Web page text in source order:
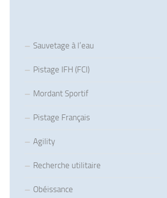
Sauvetage à l’eau
Pistage IFH (FCI)
Mordant Sportif
Pistage Français
Agility
Recherche utilitaire
Obéissance